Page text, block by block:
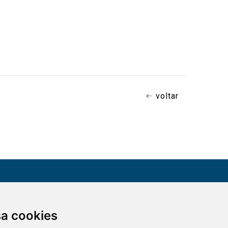
cookies
voltar